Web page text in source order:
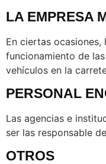
LA EMPRESA
En ciertas
funcionamiento de
vehículos en la
PERSONAL
Las agencias e
ser las responsable
OTROS